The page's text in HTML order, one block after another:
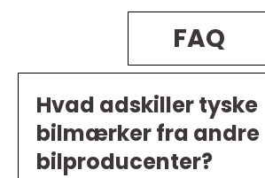
FAQ
Hvad adskiller tyske
bilmærker fra andre
bilproducenter?